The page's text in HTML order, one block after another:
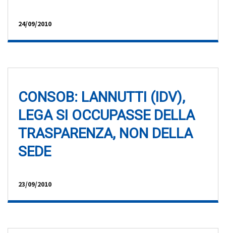
24/09/2010
CONSOB: LANNUTTI (IDV),
LEGA SI OCCUPASSE DELLA
TRASPARENZA, NON DELLA
SEDE
23/09/2010